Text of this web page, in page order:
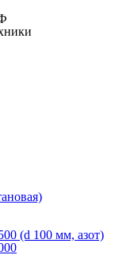
(d 100 мм, азот)